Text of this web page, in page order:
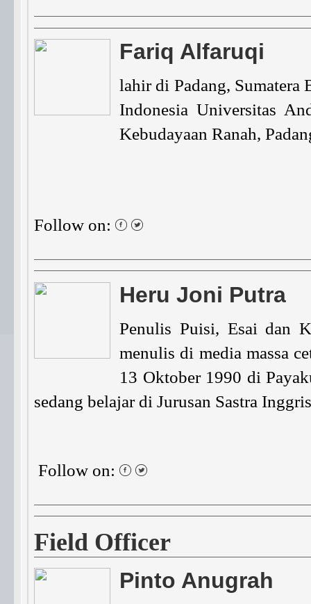
Fariq Alfaruqi
lahir di Padang, Sumatera
Indonesia Universitas
Kebudayaan Ranah,
Follow on:
Heru Joni Putra
Penulis Puisi, Esai dan
menulis di media massa
13 Oktober 1990 di
sedang belajar di Jurusan Sastra
Follow on:
Field Officer
Pinto Anugrah